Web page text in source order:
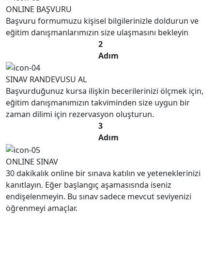
ONLINE BAŞVURU
Başvuru formumuzu kişisel bilgilerinizle doldurun ve
eğitim danışmanlarımızın size ulaşmasını bekleyin
2
Adım
SINAV RANDEVUSU AL
Başvurduğunuz kursa ilişkin becerilerinizi ölçmek için,
eğitim danışmanımızın takviminden size uygun bir
zaman dilimi için rezervasyon oluşturun.
3
Adım
ONLINE SINAV
30 dakikalık online bir sınava katılın ve yeteneklerinizi
kanıtlayın. Eğer başlangıç aşamasısnda iseniz
endişelenmeyin. Bu sınav sadece mevcut seviyenizi
öğrenmeyi amaçlar.